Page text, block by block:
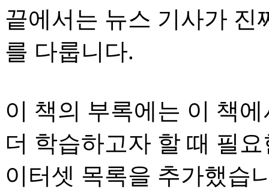
끝에서는 뉴스 기사가 진
를 다룹니다.
이 책의 부록에는 이 책
더 학습하고자 할 때 필
이터셋 목록을 추가했습